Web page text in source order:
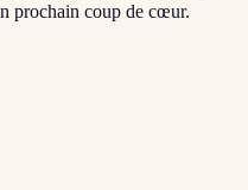
prochain coup de cœur.